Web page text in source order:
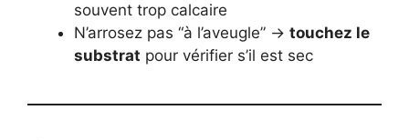
souvent trop calcaire
N’arrosez pas “à l’aveugle” → touchez le
substrat pour vérifier s’il est sec